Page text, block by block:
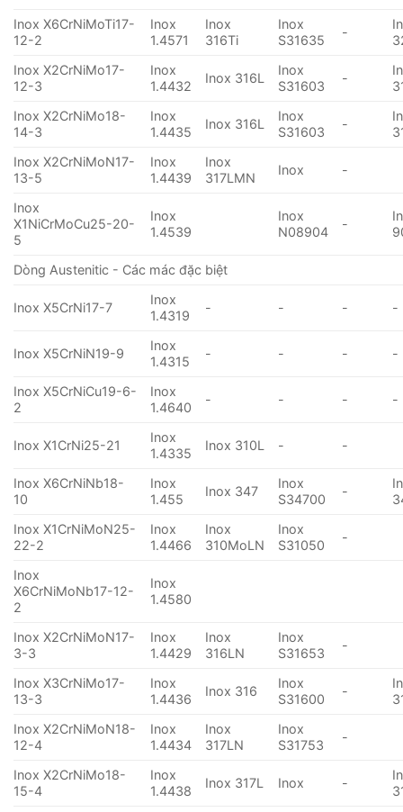
Inox X6CrNiMoTi17-
12-2
Inox
1.4571
Inox
316Ti
Inox
S31635
-
Inox X2CrNiMo17-
12-3
Inox
1.4432
Inox 316L
Inox
S31603
-
Inox X2CrNiMo18-
14-3
Inox
1.4435
Inox 316L
Inox
S31603
-
Inox X2CrNiMoN17-
13-5
Inox
1.4439
Inox
317LMN
Inox -
Inox
X1NiCrMoCu25-20-
5
Inox
1.4539
Inox
N08904
-
Dòng Austenitic - Các mác đặc biệt
Inox X5CrNi17-7
Inox
1.4319
- - - -
Inox X5CrNiN19-9
Inox
1.4315
- - - -
Inox X5CrNiCu19-6-
2
Inox
1.4640
- - - -
Inox X1CrNi25-21
Inox
1.4335
Inox 310L - -
Inox X6CrNiNb18-
10
Inox
1.455
Inox 347
Inox
S34700
-
Inox X1CrNiMoN25-
22-2
Inox
1.4466
Inox
310MoLN
Inox
S31050
-
Inox
X6CrNiMoNb17-12-
2
Inox
1.4580
Inox X2CrNiMoN17-
3-3
Inox
1.4429
Inox
316LN
Inox
S31653
-
Inox X3CrNiMo17-
13-3
Inox
1.4436
Inox 316
Inox
S31600
-
Inox X2CrNiMoN18-
12-4
Inox
1.4434
Inox
317LN
Inox
S31753
-
Inox X2CrNiMo18-
15-4
Inox
1.4438
Inox 317L Inox -